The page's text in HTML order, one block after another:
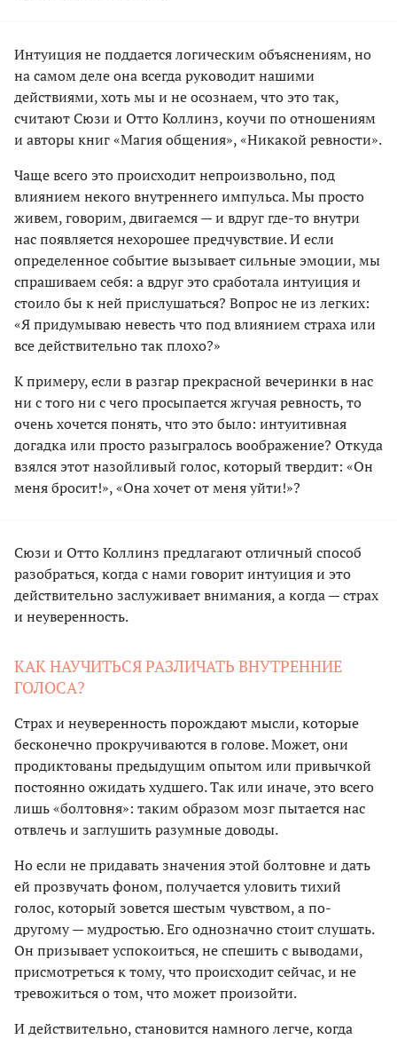
Интуиция не поддается логическим объяснениям, но
на самом деле она всегда руководит нашими
действиями, хоть мы и не осознаем, что это так,
считают Сюзи и Отто Коллинз, коучи по отношениям
и авторы книг «Магия общения», «Никакой ревности».
Чаще всего это происходит непроизвольно, под
влиянием некого внутреннего импульса. Мы просто
живем, говорим, двигаемся — и вдруг где-то внутри
нас появляется нехорошее предчувствие. И если
определенное событие вызывает сильные эмоции, мы
спрашиваем себя: а вдруг это сработала интуиция и
стоило бы к ней прислушаться? Вопрос не из легких:
«Я придумываю невесть что под влиянием страха или
все действительно так плохо?»
К примеру, если в разгар прекрасной вечеринки в нас
ни с того ни с чего просыпается жгучая ревность, то
очень хочется понять, что это было: интуитивная
догадка или просто разыгралось воображение? Откуда
взялся этот назойливый голос, который твердит: «Он
меня бросит!», «Она хочет от меня уйти!»?
Сюзи и Отто Коллинз предлагают отличный способ
разобраться, когда с нами говорит интуиция и это
действительно заслуживает внимания, а когда — страх
и неуверенность.
КАК НАУЧИТЬСЯ РАЗЛИЧАТЬ ВНУТРЕННИЕ
ГОЛОСА?
Страх и неуверенность порождают мысли, которые
бесконечно прокручиваются в голове. Может, они
продиктованы предыдущим опытом или привычкой
постоянно ожидать худшего. Так или иначе, это всего
лишь «болтовня»: таким образом мозг пытается нас
отвлечь и заглушить разумные доводы.
Но если не придавать значения этой болтовне и дать
ей прозвучать фоном, получается уловить тихий
голос, который зовется шестым чувством, а по-
другому — мудростью. Его однозначно стоит слушать.
Он призывает успокоиться, не спешить с выводами,
присмотреться к тому, что происходит сейчас, и не
тревожиться о том, что может произойти.
И действительно, становится намного легче, когда